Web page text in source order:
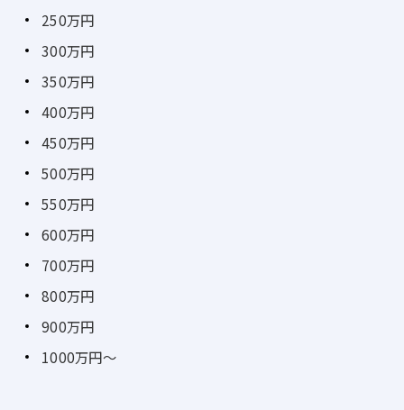
250万円
300万円
350万円
400万円
450万円
500万円
550万円
600万円
700万円
800万円
900万円
1000万円～